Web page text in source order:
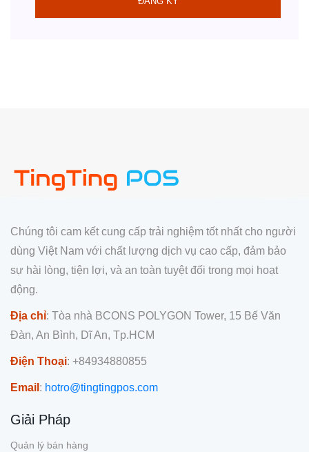
Chúng tôi cam kết cung cấp trải nghiệm tốt nhất cho người
dùng Việt Nam với chất lượng dịch vụ cao cấp, đảm bảo
sự hài lòng, tiện lợi, và an toàn tuyệt đối trong mọi hoạt
động.
Địa chỉ: Tòa nhà BCONS POLYGON Tower, 15 Bế Văn
Đàn, An Bình, Dĩ An, Tp.HCM
Điện Thoại: +84934880855
Email : hotro@tingtingpos.com
Giải Pháp
Quản lý bán hàng